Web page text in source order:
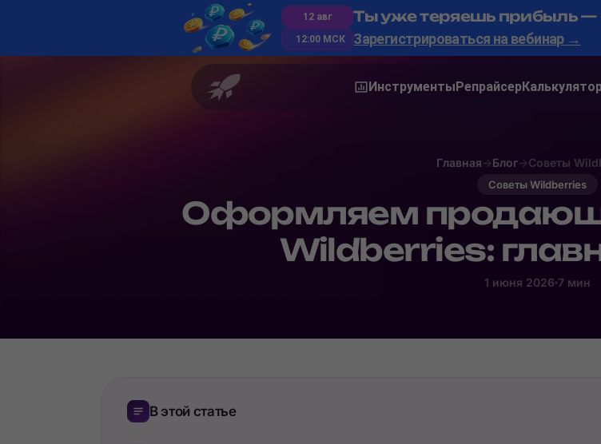
12 авг Ты уже теряешь прибыль —
12:00 МСК Зарегистрироваться на вебинар →
ИнструментыРепрайсер
Главная→Блог→Советы
Советы Wildberries
Оформляем
Wildberries:
1 июня 2026 7 мин
В этой статье